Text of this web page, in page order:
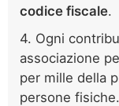
codice fiscale.
4. Ogni
associazione
per mille della
persone